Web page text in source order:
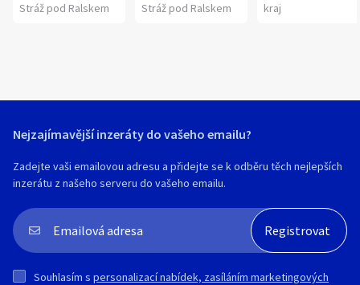
Stráž pod Ralskem Stráž pod Ralskem
kraj
Nejzajímavější inzeráty do vašeho emailu?
Zadejte vaši emailovou adresu a přidejte se k odběru těch nejlepších
inzerátu z našeho serveru do vašeho emailu.
Souhlasím s personalizací nabídek, zasíláním marketingových